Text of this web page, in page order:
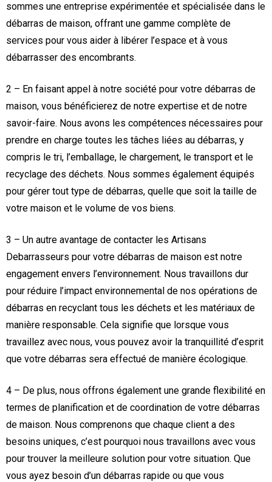
sommes une entreprise expérimentée et spécialisée dans le
débarras de maison, offrant une gamme complète de
services pour vous aider à libérer l’espace et à vous
débarrasser des encombrants.
2 – En faisant appel à notre société pour votre débarras de
maison, vous bénéficierez de notre expertise et de notre
savoir-faire. Nous avons les compétences nécessaires pour
prendre en charge toutes les tâches liées au débarras, y
compris le tri, l’emballage, le chargement, le transport et le
recyclage des déchets. Nous sommes également équipés
pour gérer tout type de débarras, quelle que soit la taille de
votre maison et le volume de vos biens.
3 – Un autre avantage de contacter les Artisans
Debarrasseurs pour votre débarras de maison est notre
engagement envers l’environnement. Nous travaillons dur
pour réduire l’impact environnemental de nos opérations de
débarras en recyclant tous les déchets et les matériaux de
manière responsable. Cela signifie que lorsque vous
travaillez avec nous, vous pouvez avoir la tranquillité d’esprit
que votre débarras sera effectué de manière écologique.
4 – De plus, nous offrons également une grande flexibilité en
termes de planification et de coordination de votre débarras
de maison. Nous comprenons que chaque client a des
besoins uniques, c’est pourquoi nous travaillons avec vous
pour trouver la meilleure solution pour votre situation. Que
vous ayez besoin d’un débarras rapide ou que vous